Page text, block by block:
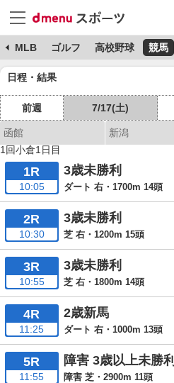
MLB ゴルフ 高校野球 競馬
日程・結果
前週 7/17(土)
函館 新潟
1回小倉1日目
1R
10:05
3歳未勝利
ダート 右・1700m 14頭
2R
10:30
3歳未勝利
芝 右・1200m 15頭
3R
10:55
3歳未勝利
芝 右・1800m 14頭
4R
11:25
2歳新馬
ダート 右・1000m 13頭
5R
11:55
障害 3歳以上未勝利
障害 芝・2900m 11頭